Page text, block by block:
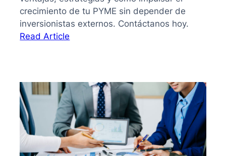
crecimiento de tu PYME sin depender de
inversionistas externos. Contáctanos hoy.
Read Article
y
cómo
hacer
crecer
tu
PYME